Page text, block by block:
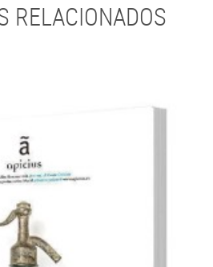
RELACIONADOS